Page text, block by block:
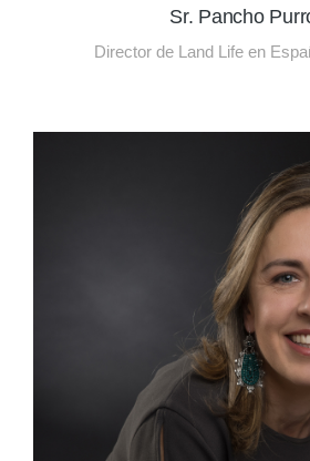
Sr. Pancho
Director de Land Life en